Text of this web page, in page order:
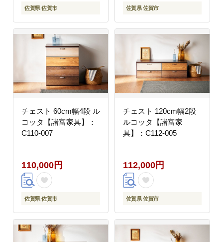
佐賀県 佐賀市 佐賀県 佐賀市
チェスト 60cm幅4段 ル
コッタ【諸富家具】：
C110-007
110,000円
佐賀県 佐賀市
チェスト 120cm幅2段
ルコッタ【諸富家
具】：C112-005
112,000円
佐賀県 佐賀市